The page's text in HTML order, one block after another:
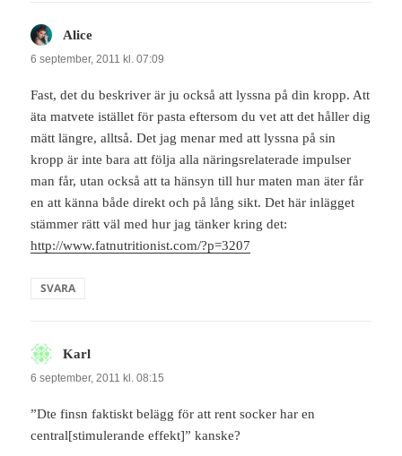
Alice
6 september, 2011 kl. 07:09
Fast, det du beskriver är ju också att lyssna på din kropp. Att
äta matvete istället för pasta eftersom du vet att det håller dig
mätt längre, alltså. Det jag menar med att lyssna på sin
kropp är inte bara att följa alla näringsrelaterade impulser
man får, utan också att ta hänsyn till hur maten man äter får
en att känna både direkt och på lång sikt. Det här inlägget
stämmer rätt väl med hur jag tänker kring det:
http://www.fatnutritionist.com/?p=3207
SVARA
Karl
6 september, 2011 kl. 08:15
”Dte finsn faktiskt belägg för att rent socker har en
central[stimulerande effekt]” kanske?